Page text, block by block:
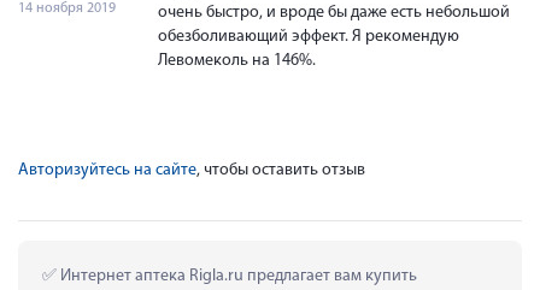
14 ноября 2019
очень быстро, и вроде бы даже есть небольшой
обезболивающий эффект. Я рекомендую
Левомеколь на 146%.
Авторизуйтесь на сайте, чтобы оставить отзыв
Интернет аптека Rigla.ru предлагает вам купить